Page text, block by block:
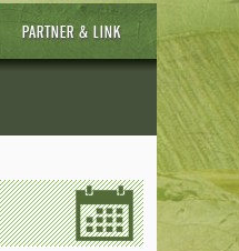
PARTNER & LINK